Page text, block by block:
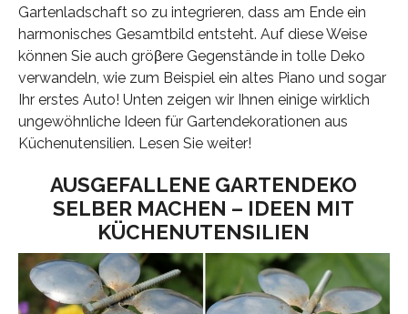
Gartenladschaft so zu integrieren, dass am Ende ein
harmonisches Gesamtbild entsteht. Auf diese Weise
können Sie auch gröβere Gegenstände in tolle Deko
verwandeln, wie zum Beispiel ein altes Piano und sogar
Ihr erstes Auto! Unten zeigen wir Ihnen einige wirklich
ungewöhnliche Ideen für Gartendekorationen aus
Küchenutensilien. Lesen Sie weiter!
AUSGEFALLENE GARTENDEKO
SELBER MACHEN – IDEEN MIT
KÜCHENUTENSILIEN